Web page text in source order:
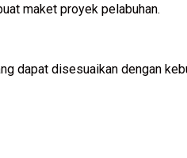
maket proyek pelabuhan.
dapat disesuaikan dengan